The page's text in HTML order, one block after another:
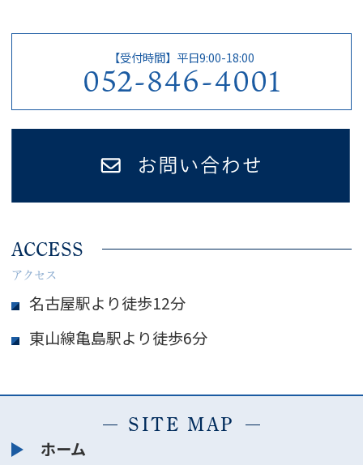
【受付時間】平日9:00-18:00
052-846-4001
ACCESS
アクセス
名古屋駅より徒歩12分
東山線亀島駅より徒歩6分
SITE MAP
ホーム